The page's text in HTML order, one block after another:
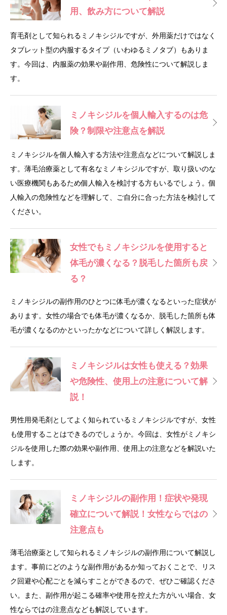
用、飲み方について解説
育毛剤として知られるミノキシジルですが、外用薬だけではなく
タブレット型の内服するタイプ（いわゆるミノタブ）もありま
す。今回は、内服薬の効果や副作用、危険性について解説しま
す。
ミノキシジルを個人輸入するのは危
険？制限や注意点を解説
ミノキシジルを個人輸入する方法や注意点などについて解説しま
す。薄毛治療薬として有名なミノキシジルですが、取り扱いのな
い医療機関もあるため個人輸入を検討する方もいるでしょう。個
人輸入の危険性などを理解して、ご自分に合った方法を検討して
ください。
女性でもミノキシジルを使用すると
体毛が濃くなる？脱毛した箇所も戻
る？
ミノキシジルの副作用のひとつに体毛が濃くなるといった症状が
あります。女性の場合でも体毛が濃くなるか、脱毛した箇所も体
毛が濃くなるのかといったかなどについて詳しく解説します。
ミノキシジルは女性も使える？効果
や危険性、使用上の注意について解
説！
男性用発毛剤としてよく知られているミノキシジルですが、女性
も使用することはできるのでしょうか。今回は、女性がミノキシ
ジルを使用した際の効果や副作用、使用上の注意などを解説いた
します。
ミノキシジルの副作用！症状や発現
確立について解説！女性ならではの
注意点も
薄毛治療薬として知られるミノキシジルの副作用について解説し
ます。事前にどのような副作用があるか知っておくことで、リス
ク回避や心配ごとを減らすことができるので、ぜひご確認くださ
い。また、副作用が起こる確率や使用を控えた方がいい場合、女
性ならではの注意点なども解説しています。